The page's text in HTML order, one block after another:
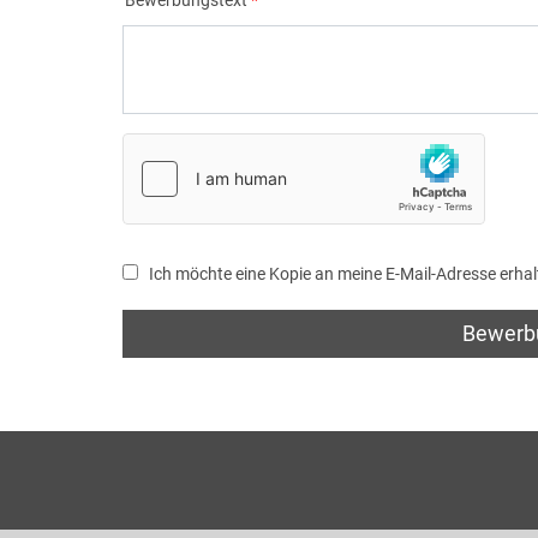
Ich möchte eine Kopie an meine E-Mail-Adresse